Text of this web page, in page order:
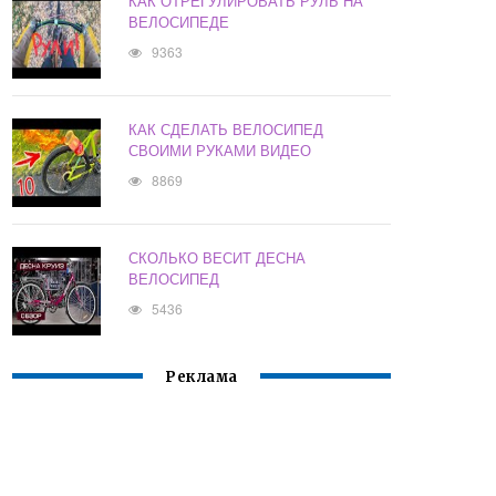
ВЕЛОСИПЕДЕ
9363
КАК СДЕЛАТЬ ВЕЛОСИПЕД
СВОИМИ РУКАМИ ВИДЕО
8869
СКОЛЬКО ВЕСИТ ДЕСНА
ВЕЛОСИПЕД
5436
Реклама